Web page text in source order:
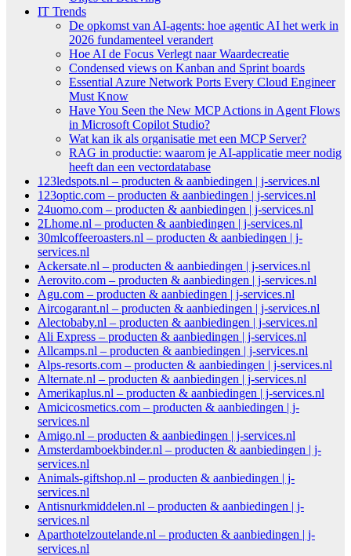
IT Trends
De opkomst van AI-agents: hoe agentic AI het werk in
2026 fundamenteel verandert
Hoe AI de Focus Verlegt naar Waardecreatie
Condensed views on Kanban and Sprint boards
Essential Azure Network Ports Every Cloud Engineer
Must Know
Have You Seen the New MCP Actions in Agent Flows
in Microsoft Copilot Studio?
Wat kan ik als organisatie met een MCP Server?
RAG in productie: waarom je AI-applicatie meer nodig
heeft dan een vectordatabase
123ledspots.nl – producten & aanbiedingen | j-services.nl
123optic.com – producten & aanbiedingen | j-services.nl
24uomo.com – producten & aanbiedingen | j-services.nl
2Lhome.nl – producten & aanbiedingen | j-services.nl
30mlcoffeeroasters.nl – producten & aanbiedingen | j-
services.nl
Ackersate.nl – producten & aanbiedingen | j-services.nl
Aerovito.com – producten & aanbiedingen | j-services.nl
Agu.com – producten & aanbiedingen | j-services.nl
Aircogarant.nl – producten & aanbiedingen | j-services.nl
Alectobaby.nl – producten & aanbiedingen | j-services.nl
Ali Express – producten & aanbiedingen | j-services.nl
Allcamps.nl – producten & aanbiedingen | j-services.nl
Alps-resorts.com – producten & aanbiedingen | j-services.nl
Alternate.nl – producten & aanbiedingen | j-services.nl
Amerikaplus.nl – producten & aanbiedingen | j-services.nl
Amicicosmetics.com – producten & aanbiedingen | j-
services.nl
Amigo.nl – producten & aanbiedingen | j-services.nl
Amsterdamboekbinder.nl – producten & aanbiedingen | j-
services.nl
Animals-giftshop.nl – producten & aanbiedingen | j-
services.nl
Antisnurkmiddelen.nl – producten & aanbiedingen | j-
services.nl
Aparthotelzoutelande.nl – producten & aanbiedingen | j-
services.nl